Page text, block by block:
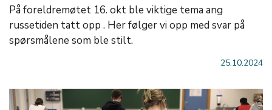
På foreldremøtet 16. okt ble viktige tema ang
russetiden tatt opp . Her følger vi opp med svar på
spørsmålene som ble stilt.
25.10.2024